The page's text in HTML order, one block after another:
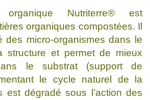
organique Nutriterre® est
organiques compostées. Il
des micro-organismes dans le
structure et permet de mieux
le substrat (support de
le cycle naturel de la
est dégradé sous l’action des